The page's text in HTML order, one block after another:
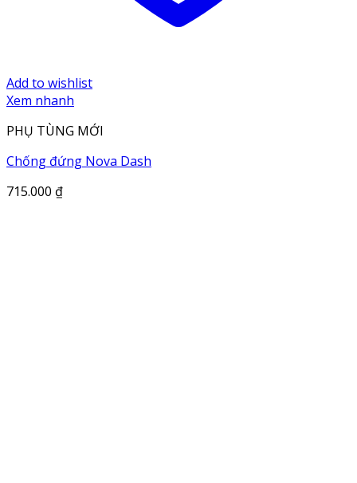
Add to wishlist
Xem nhanh
PHỤ TÙNG MỚI
Chống đứng Nova Dash
715.000 ₫